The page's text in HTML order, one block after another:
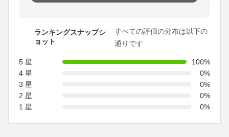
ランキングスナップシ
ョット
すべての評価の分布は以下の
通りです
5 星
100%
4 星
0%
3 星
0%
2 星
0%
1 星
0%